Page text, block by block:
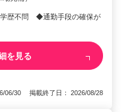
歴不問 ◆通勤手段の確保が
を見る
06/30 掲載終了日： 2026/08/28